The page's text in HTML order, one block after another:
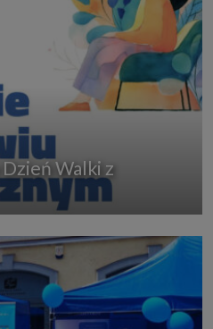
Walki z